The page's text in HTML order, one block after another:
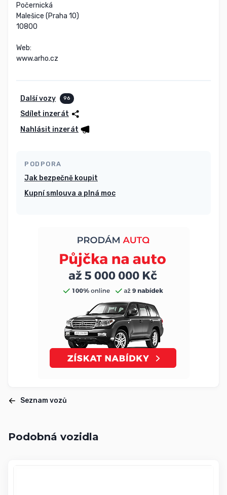
Počernická
Malešice (Praha 10)
10800
Web:
www.arho.cz
Další vozy 96
Sdílet inzerát
Nahlásit inzerát
PODPORA
Jak bezpečně koupit
Kupní smlouva a plná moc
Seznam vozů
Podobná vozidla